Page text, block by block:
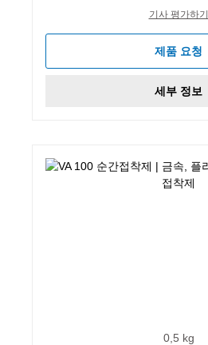
기사 평가하기
제품 요청
세부 정보
0,5 kg